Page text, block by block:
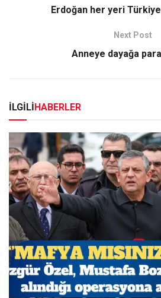
Erdoğan her yeri
Next Post
Anneye dayağa
İLGİLİ HABERLER